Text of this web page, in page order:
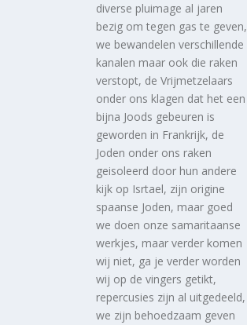
diverse pluimage al jaren
bezig om tegen gas te geven,
we bewandelen verschillende
kanalen maar ook die raken
verstopt, de Vrijmetzelaars
onder ons klagen dat het een
bijna Joods gebeuren is
geworden in Frankrijk, de
Joden onder ons raken
geisoleerd door hun andere
kijk op Isrtael, zijn origine
spaanse Joden, maar goed
we doen onze samaritaanse
werkjes, maar verder komen
wij niet, ga je verder worden
wij op de vingers getikt,
repercusies zijn al uitgedeeld,
we zijn behoedzaam geven